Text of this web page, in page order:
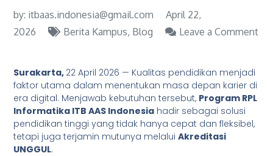
by: itbaas.indonesia@gmail.com
April 22,
2026
Berita Kampus Blog Leave a Comment
Surakarta, 22 April 2026 — Kualitas pendidikan menjadi
faktor utama dalam menentukan masa depan karier di
era digital. Menjawab kebutuhan tersebut, Program RPL
Informatika ITB AAS Indonesia hadir sebagai solusi
pendidikan tinggi yang tidak hanya cepat dan fleksibel,
tetapi juga terjamin mutunya melaluiAkreditasi
UNGGUL.